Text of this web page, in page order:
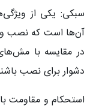
سبکی:
آن‌ها است که نصب و
در مقایسه با
دشوار برای نصب
استحکام و مقاومت